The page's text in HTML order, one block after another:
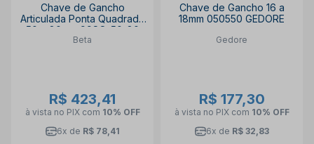
Chave de Gancho
Articulada Ponta Quadrada
50 a 80mm 99SQ-50-80
BETA
Beta
R$ 423,41
à vista no PIX com 10% OFF
6x de R$ 78,41
Chave de Gancho 16 a
18mm 050550 GEDORE
Gedore
R$ 177,30
à vista no PIX com 10% OFF
6x de R$ 32,83